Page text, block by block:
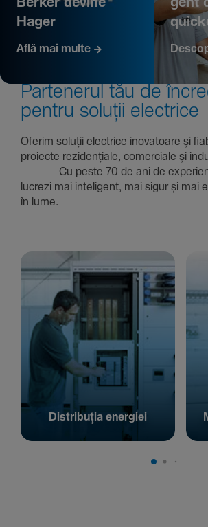
Berker devine
Hager
Află mai multe
gent
Parte­nerul tău de
pentru soluții electrice
Oferim soluții electrice inova­toare și
proiecte rezi­den­țiale, comer­ciale
Cu peste 70 de ani de
lucrezi mai inte­li­gent, mai sigur și mai
în lume.
Distribuția energiei